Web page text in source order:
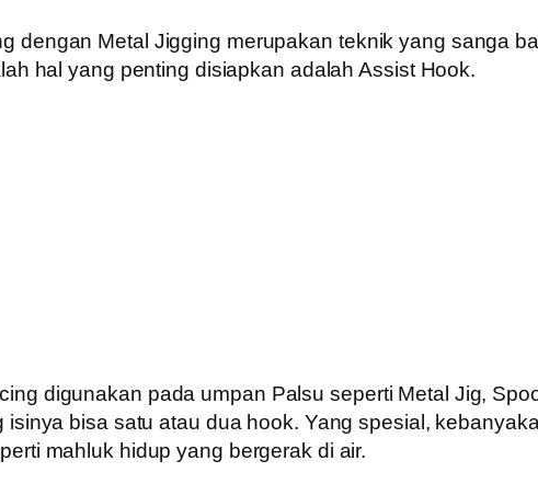
dengan Metal Jigging merupakan teknik yang sanga
hal yang penting disiapkan adalah Assist Hook.
digunakan pada umpan Palsu seperti Metal Jig,
isinya bisa satu atau dua hook. Yang spesial,
mahluk hidup yang bergerak di air.